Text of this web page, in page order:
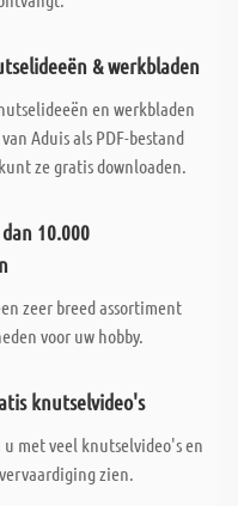
& werkbladen
en werkbladen
Aduis als PDF-bestand
ze gratis downloaden.
10.000
zeer breed assortiment
voor uw hobby.
knutselvideo's
met veel knutselvideo's en
zien.